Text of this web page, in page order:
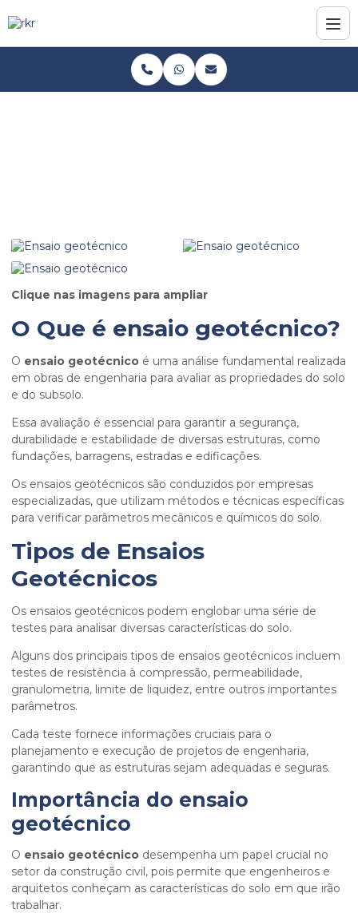
Clique nas imagens para ampliar
O Que é ensaio geotécnico?
O ensaio geotécnico é uma análise fundamental realizada
em obras de engenharia para avaliar as propriedades do solo
e do subsolo.
Essa avaliação é essencial para garantir a segurança,
durabilidade e estabilidade de diversas estruturas, como
fundações, barragens, estradas e edificações.
Os ensaios geotécnicos são conduzidos por empresas
especializadas, que utilizam métodos e técnicas específicas
para verificar parâmetros mecânicos e químicos do solo.
Tipos de Ensaios
Geotécnicos
Os ensaios geotécnicos podem englobar uma série de
testes para analisar diversas características do solo.
Alguns dos principais tipos de ensaios geotécnicos incluem
testes de resistência à compressão, permeabilidade,
granulometria, limite de liquidez, entre outros importantes
parâmetros.
Cada teste fornece informações cruciais para o
planejamento e execução de projetos de engenharia,
garantindo que as estruturas sejam adequadas e seguras.
Importância do ensaio
geotécnico
O ensaio geotécnico desempenha um papel crucial no
setor da construção civil, pois permite que engenheiros e
arquitetos conheçam as características do solo em que irão
trabalhar.